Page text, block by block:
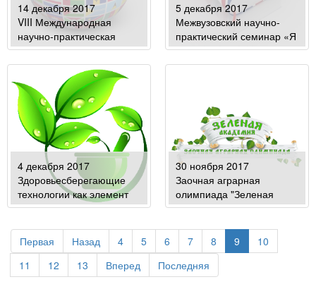
14 декабря 2017
VIII Международная
научно-практическая
конференция на
иностранных языках
«Современные
технологии в сфере
сельскохозяйственного
производства и
образования».
5 декабря 2017
Межвузовский научно-
практический семинар «Я
хочу знать английский
язык»
4 декабря 2017
Здоровьесберегающие
технологии как элемент
сохранения здоровья
30 ноября 2017
Заочная аграрная
олимпиада "Зеленая
академия"
Первая Назад 4 5 6 7 8 9
10
11
12 13 Вперед Последняя